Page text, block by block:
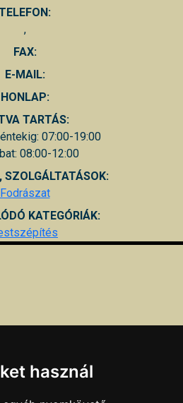
,
FAX:
E-MAIL:
HONLAP:
TARTÁS:
07:00-19:00
08:00-12:00
SZOLGÁLTATÁSOK:
Fodrászat
KATEGÓRIÁK:
használ